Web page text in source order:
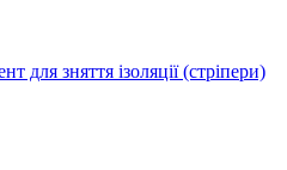
для зняття ізоляції (стріпери)